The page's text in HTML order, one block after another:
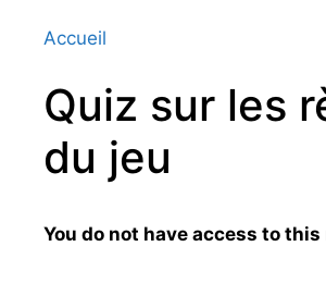
Accueil
Quiz sur les
du jeu
You do not have access to this